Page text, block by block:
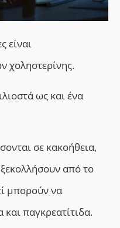
είναι
χοληστερίνης.
ως και ένα
σε κακοήθεια,
ξεκολλήσουν από το
μπορούν να
παγκρεατίτιδα.